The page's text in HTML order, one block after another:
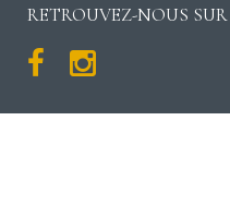
RETROUVEZ-NOUS SUR